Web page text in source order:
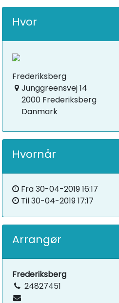
Hvor
Frederiksberg
Junggreensvej 14
2000 Frederiksberg
Danmark
Hvornår
Fra30-04-2019 16:17
Til30-04-2019 17:17
Arrangør
Frederiksberg
24827451